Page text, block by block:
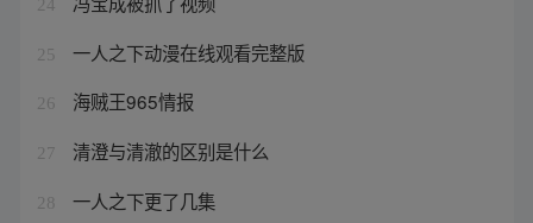
24
25 一人之下动漫在线观看完整版
26 海贼王965情报
27 清澄与清澈的区别是什么
28 一人之下更了几集